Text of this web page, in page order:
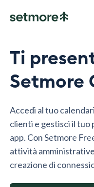
Ti
Setmore
Accedi al tuo
clienti e gestisci il tuo
app. Con Setmore
attività
creazione di